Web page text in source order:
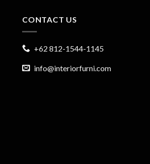
CONTACT US
+62 812-1544-1145
info@interiorfurni.com